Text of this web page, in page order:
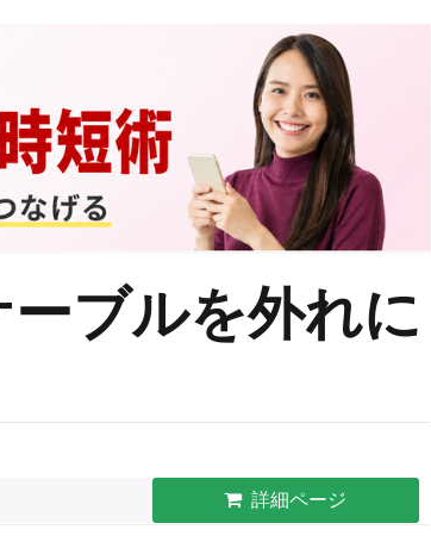
ブルを外れに
詳細ページ